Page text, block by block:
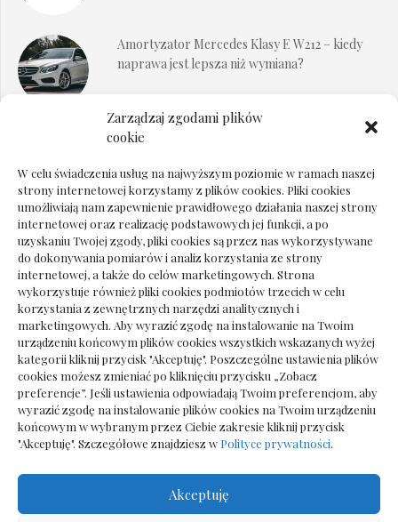
Zarządzaj zgodami plików
cookie
W celu świadczenia usług na najwyższym poziomie w ramach naszej
strony internetowej korzystamy z plików cookies. Pliki cookies
umożliwiają nam zapewnienie prawidłowego działania naszej strony
internetowej oraz realizację podstawowych jej funkcji, a po
uzyskaniu Twojej zgody, pliki cookies są przez nas wykorzystywane
do dokonywania pomiarów i analiz korzystania ze strony
internetowej, a także do celów marketingowych. Strona
wykorzystuje również pliki cookies podmiotów trzecich w celu
korzystania z zewnętrznych narzędzi analitycznych i
marketingowych. Aby wyrazić zgodę na instalowanie na Twoim
urządzeniu końcowym plików cookies wszystkich wskazanych wyżej
kategorii kliknij przycisk "Akceptuję". Poszczególne ustawienia plików
cookies możesz zmieniać po kliknięciu przycisku „Zobacz
preferencje”. Jeśli ustawienia odpowiadają Twoim preferencjom, aby
wyrazić zgodę na instalowanie plików cookies na Twoim urządzeniu
końcowym w wybranym przez Ciebie zakresie kliknij przycisk
"Akceptuję". Szczegółowe znajdziesz w Polityce prywatności.
Akceptuję
Amortyzator Mercedes Klasy E W212 – kiedy
naprawa jest lepsza niż wymiana?
Ile kosztuje psychoterapeuta prywatnie: cena
Dokumenty do odbioru przy zmianie biura
rachunkowego